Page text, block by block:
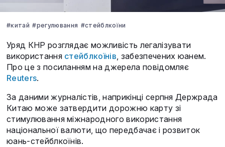
#китай #регулювання #стейблкоїни
Уряд КНР розглядає можливість легалізувати
використання стейблкоїнів, забезпечених юанем.
Про це з посиланням на джерела повідомляє
Reuters.
За даними журналістів, наприкінці серпня Держрада
Китаю може затвердити дорожню карту зі
стимулювання міжнародного використання
національної валюти, що передбачає і розвиток
юань-стейблкоїнів.